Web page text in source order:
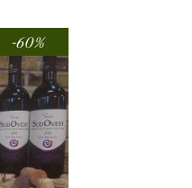
-60%